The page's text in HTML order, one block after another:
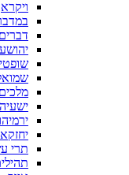
ויקרא
דברים
יהושע
מלכים
תרי